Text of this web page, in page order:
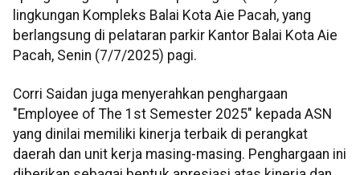
lingkungan Kompleks Balai Kota Aie Pacah, yang
berlangsung di pelataran parkir Kantor Balai Kota Aie
Pacah, Senin (7/7/2025) pagi.
Corri Saidan juga menyerahkan penghargaan
"Employee of The 1st Semester 2025" kepada ASN
yang dinilai memiliki kinerja terbaik di perangkat
daerah dan unit kerja masing-masing. Penghargaan ini